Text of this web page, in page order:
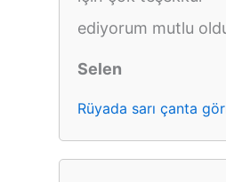
ediyorum mutlu
Selen
Rüyada sarı çanta